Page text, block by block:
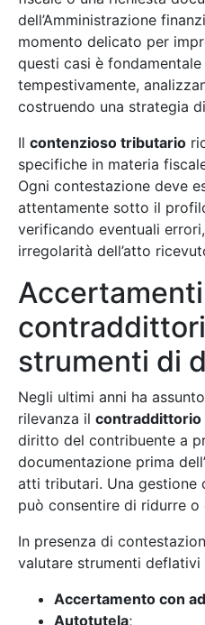
dell’Amministrazione
momento delicato per
questi casi è
tempestivamente,
costruendo una strategia
Il contenzioso tributario
specifiche in materia
Ogni contestazione deve
attentamente sotto il
verificando eventuali
irregolarità dell’atto
strumenti di
Negli ultimi anni ha
rilevanza il
diritto del contribuente a
documentazione prima
atti tributari. Una gestione
può consentire di ridurre
In presenza di
valutare strumenti deflativi
Accertamento con
Autotutela;